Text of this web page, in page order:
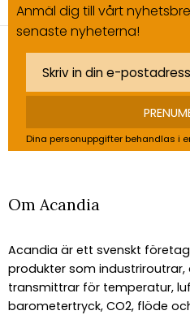
Anmäl dig till vårt
senaste nyheterna!
Dina personuppgifter behandlas i
Om Acandia
Acandia är ett svenskt
produkter som
transmittrar för temperatur,
barometertryck, CO2, flöde